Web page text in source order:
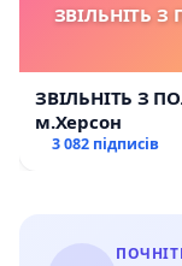
ЗВІЛЬНІТЬ
ЗВІЛЬНІТЬ З
м.Херсон
3 082 підписів